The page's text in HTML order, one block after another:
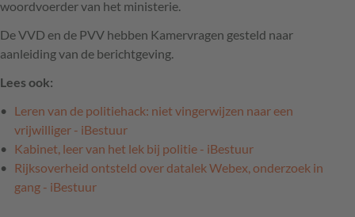
woordvoerder van het ministerie.
De VVD en de PVV hebben Kamervragen gesteld naar
aanleiding van de berichtgeving.
Lees ook:
Leren van de politiehack: niet vingerwijzen naar een
vrijwilliger - iBestuur
Kabinet, leer van het lek bij politie - iBestuur
Rijksoverheid ontsteld over datalek Webex, onderzoek in
gang - iBestuur